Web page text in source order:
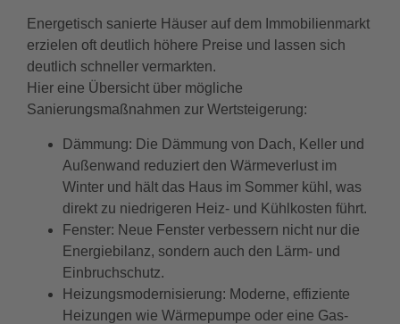
Energetisch sanierte Häuser auf dem Immobilienmarkt
erzielen oft deutlich höhere Preise und lassen sich
deutlich schneller vermarkten.
Hier eine Übersicht über mögliche
Sanierungsmaßnahmen zur Wertsteigerung:
Dämmung: Die Dämmung von Dach, Keller und
Außenwand reduziert den Wärmeverlust im
Winter und hält das Haus im Sommer kühl, was
direkt zu niedrigeren Heiz- und Kühlkosten führt.
Fenster: Neue Fenster verbessern nicht nur die
Energiebilanz, sondern auch den Lärm- und
Einbruchschutz.
Heizungsmodernisierung: Moderne, effiziente
Heizungen wie Wärmepumpe oder eine Gas-